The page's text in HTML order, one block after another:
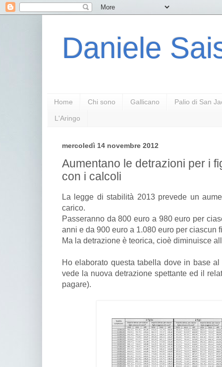
Daniele
Home Chi sono Gallicano Palio di San
L'Aringo
mercoledì 14 novembre 2012
Aumentano le detrazioni per i
con i calcoli
La legge di stabilità 2013 prevede un
carico.
Passeranno da 800 euro a 980 euro per
anni e da 900 euro a 1.080 euro per ciascun
Ma la detrazione è teorica, cioè diminuisce
Ho elaborato questa tabella dove in base
vede la nuova detrazione spettante ed il
pagare).